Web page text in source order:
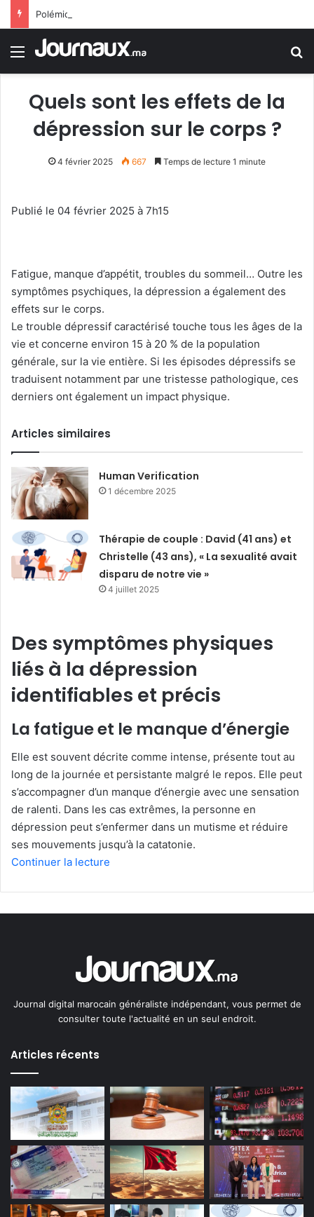
Menu
Quels sont les effets de la
dépression sur le corps ?
4 février 2025 667 Temps de lecture 1 minute
Publié le 04 février 2025 à 7h15
Fatigue, manque d’appétit, troubles du sommeil… Outre les
symptômes psychiques, la dépression a également des
effets sur le corps.
Le trouble dépressif caractérisé touche tous les âges de la
vie et concerne environ 15 à 20 % de la population
générale, sur la vie entière. Si les épisodes dépressifs se
traduisent notamment par une tristesse pathologique, ces
derniers ont également un impact physique.
Articles similaires
Human Verification
1 décembre 2025
Thérapie de couple : David (41 ans) et
Christelle (43 ans), « La sexualité avait
disparu de notre vie »
4 juillet 2025
Des symptômes physiques
liés à la dépression
identifiables et précis
La fatigue et le manque d’énergie
Elle est souvent décrite comme intense, présente tout au
long de la journée et persistante malgré le repos. Elle peut
s’accompagner d’un manque d’énergie avec une sensation
de ralenti. Dans les cas extrêmes, la personne en
dépression peut s’enfermer dans un mutisme et réduire
ses mouvements jusqu’à la catatonie.
Continuer la lecture
Journal digital marocain généraliste indépendant, vous permet de
consulter toute l'actualité en un seul endroit.
Articles récents